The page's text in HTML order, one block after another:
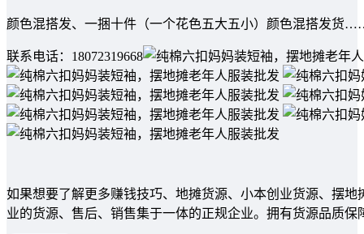
颜色混搭发、一捆十件（一个花色五大五小）颜色混搭发货
联系电话：18072319668
如果想要了解更多赚钱技巧、地摊货源、小本创业货源、摆
业的货源、售后、销售集于一体的正规企业。拥有货源品质